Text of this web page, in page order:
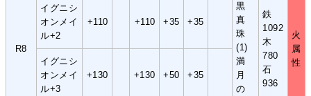
R8
イグニシ
オンメイ
ル+2
+110 +110 +35 +35
黒
真
珠
(1)
満
月
の
鉄
1092
木
780
石
936
火
属
性
イグニシ
オンメイ
ル+3
+130 +130 +50 +35